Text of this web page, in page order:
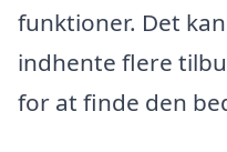
funktioner. Det
indhente flere
for at finde den